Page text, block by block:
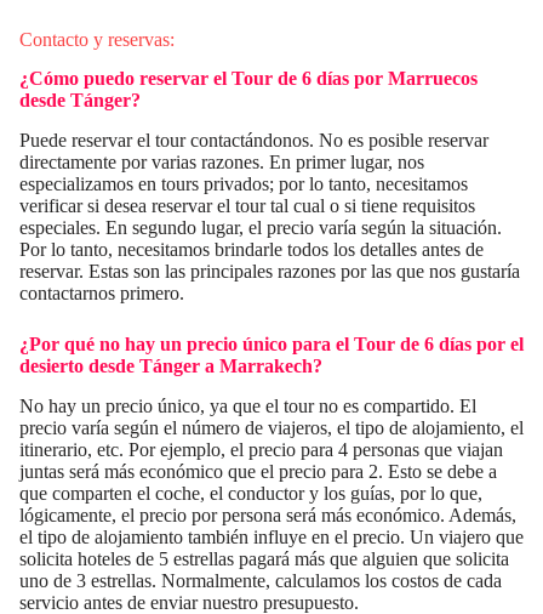
Contacto y reservas:
¿Cómo puedo reservar el Tour de 6 días por Marruecos
desde Tánger?
Puede reservar el tour contactándonos. No es posible reservar
directamente por varias razones. En primer lugar, nos
especializamos en tours privados; por lo tanto, necesitamos
verificar si desea reservar el tour tal cual o si tiene requisitos
especiales. En segundo lugar, el precio varía según la situación.
Por lo tanto, necesitamos brindarle todos los detalles antes de
reservar. Estas son las principales razones por las que nos gustaría
contactarnos primero.
¿Por qué no hay un precio único para el Tour de 6 días por el
desierto desde Tánger a Marrakech?
No hay un precio único, ya que el tour no es compartido. El
precio varía según el número de viajeros, el tipo de alojamiento, el
itinerario, etc. Por ejemplo, el precio para 4 personas que viajan
juntas será más económico que el precio para 2. Esto se debe a
que comparten el coche, el conductor y los guías, por lo que,
lógicamente, el precio por persona será más económico. Además,
el tipo de alojamiento también influye en el precio. Un viajero que
solicita hoteles de 5 estrellas pagará más que alguien que solicita
uno de 3 estrellas. Normalmente, calculamos los costos de cada
servicio antes de enviar nuestro presupuesto.